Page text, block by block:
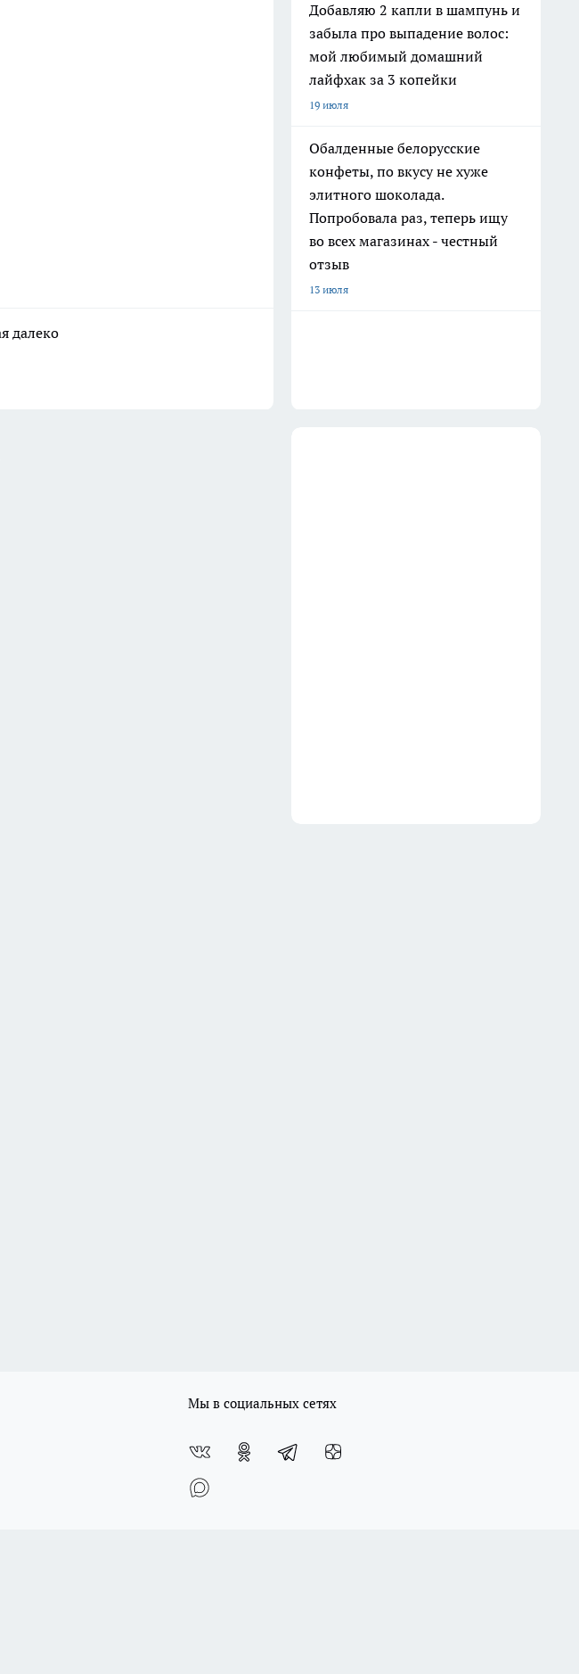
далеко
Добавляю 2 капли в шампунь и
забыла про выпадение волос:
мой любимый домашний
лайфхак за 3 копейки
19 июля
Обалденные белорусские
конфеты, по вкусу не хуже
элитного шоколада.
Попробовала раз, теперь ищу
во всех магазинах - честный
отзыв
13 июля
Мы в социальных сетях